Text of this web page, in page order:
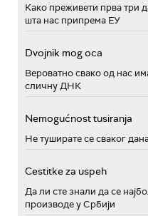
Како преживети прва три
шта нас припрема ЕУ
Dvojnik mog oca
Вероватно свако од нас
сличну ДНК
Nemogućnost tusiranja
Не туширате се сваког
Cestitke za uspeh
Да ли сте знали да се
производе у Србији